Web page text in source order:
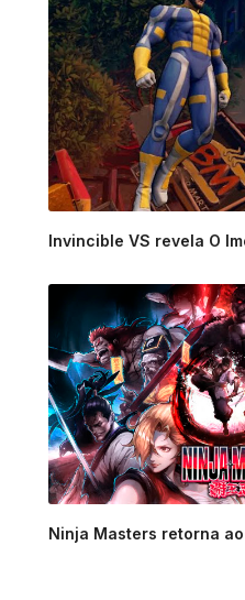
Invincible VS revela O
Ninja Masters retorna